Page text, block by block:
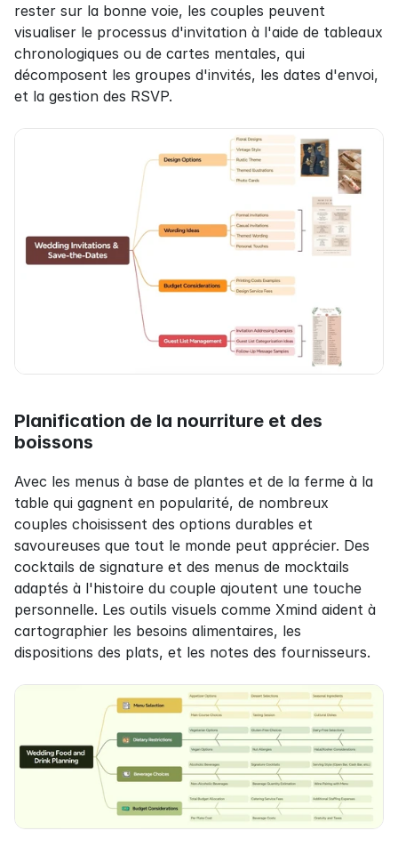
rester sur la bonne voie, les couples peuvent
visualiser le processus d'invitation à l'aide de tableaux
chronologiques ou de cartes mentales, qui
décomposent les groupes d'invités, les dates d'envoi,
et la gestion des RSVP.
Planification de la nourriture et des
boissons
Avec les menus à base de plantes et de la ferme à la
table qui gagnent en popularité, de nombreux
couples choisissent des options durables et
savoureuses que tout le monde peut apprécier. Des
cocktails de signature et des menus de mocktails
adaptés à l'histoire du couple ajoutent une touche
personnelle. Les outils visuels comme Xmind aident à
cartographier les besoins alimentaires, les
dispositions des plats, et les notes des fournisseurs.